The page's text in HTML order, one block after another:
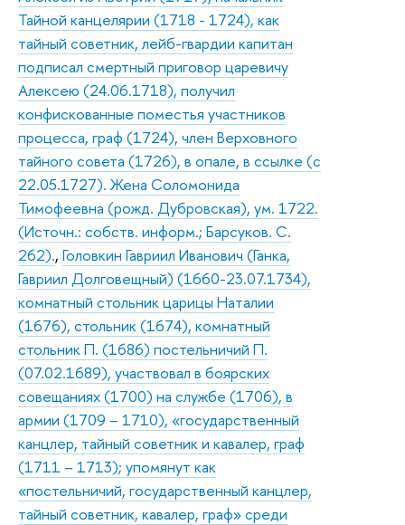
Тайной канцелярии (1718 - 1724), как
тайный советник, лейб-гвардии капитан
подписал смертный приговор царевичу
Алексею (24.06.1718), получил
конфискованные поместья участников
процесса, граф (1724), член Верховного
тайного совета (1726), в опале, в ссылке (с
22.05.1727). Жена Соломонида
Тимофеевна (рожд. Дубровская), ум. 1722.
(Источн.: собств. информ.; Барсуков. С.
262)., Головкин Гавриил Иванович (Ганка,
Гавриил Долговещный) (1660-23.07.1734),
комнатный стольник царицы Наталии
(1676), стольник (1674), комнатный
стольник П. (1686) постельничий П.
(07.02.1689), участвовал в боярских
совещаниях (1700) на службе (1706), в
армии (1709 – 1710), «государственный
канцлер, тайный советник и кавалер, граф
(1711 – 1713); упомянут как
«постельничий, государственный канцлер,
тайный советник, кавалер, граф» среди